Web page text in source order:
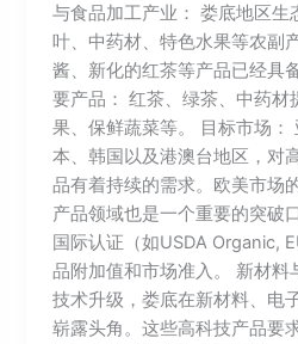
与食品加工产业： 娄底地区生
叶、中药材、特色水果等农副
酱、新化的红茶等产品已经具
要产品： 红茶、绿茶、中药材
果、保鲜蔬菜等。 目标市场：
本、韩国以及港澳台地区，对
品有着持续的需求。欧美市场
产品领域也是一个重要的突破
国际认证（如USDA Organic,
品附加值和市场准入。 新材料
技术升级，娄底在新材料、电
崭露头角。这些高科技产品要